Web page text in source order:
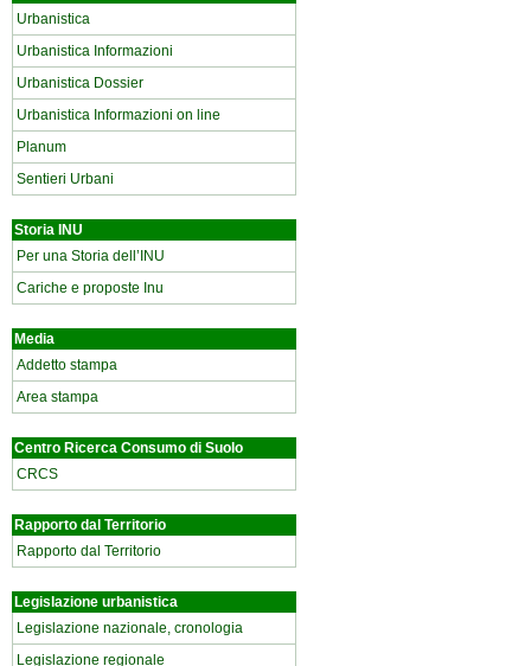
Urbanistica
Urbanistica Informazioni
Urbanistica Dossier
Urbanistica Informazioni on line
Planum
Sentieri Urbani
Storia INU
Per una Storia dell’INU
Cariche e proposte Inu
Media
Addetto stampa
Area stampa
Centro Ricerca Consumo di Suolo
CRCS
Rapporto dal Territorio
Rapporto dal Territorio
Legislazione urbanistica
Legislazione nazionale, cronologia
Legislazione regionale